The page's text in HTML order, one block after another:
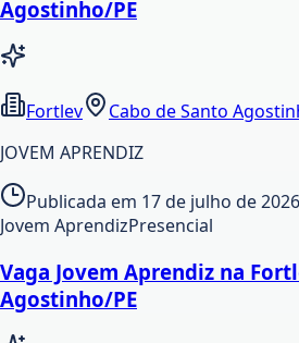
Agostinho/PE
Fortlev
Cabo de Santo
JOVEM APRENDIZ
Publicada em 17 de julho de 2026
Jovem AprendizPresencial
Vaga Jovem Aprendiz na
Agostinho/PE